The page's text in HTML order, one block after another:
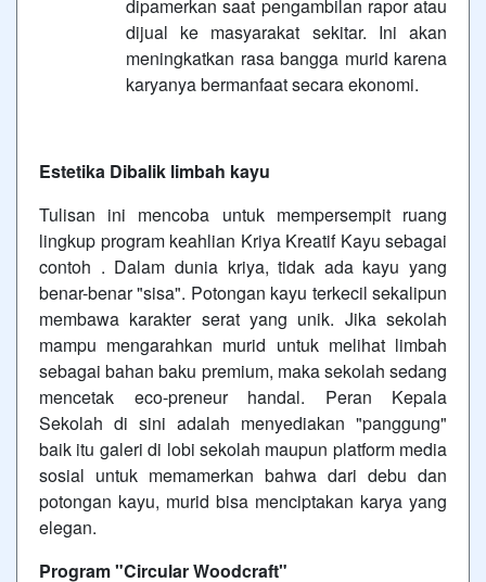
dipamerkan saat pengambilan rapor atau
dijual ke masyarakat sekitar. Ini akan
meningkatkan rasa bangga murid karena
karyanya bermanfaat secara ekonomi.
Estetika Dibalik limbah kayu
Tulisan ini mencoba untuk mempersempit ruang
lingkup program keahlian Kriya Kreatif Kayu sebagai
contoh . Dalam dunia kriya, tidak ada kayu yang
benar-benar "sisa". Potongan kayu terkecil sekalipun
membawa karakter serat yang unik. Jika sekolah
mampu mengarahkan murid untuk melihat limbah
sebagai bahan baku premium, maka sekolah sedang
mencetak eco-preneur handal. Peran Kepala
Sekolah di sini adalah menyediakan "panggung"
baik itu galeri di lobi sekolah maupun platform media
sosial untuk memamerkan bahwa dari debu dan
potongan kayu, murid bisa menciptakan karya yang
elegan.
Program "Circular Woodcraft"